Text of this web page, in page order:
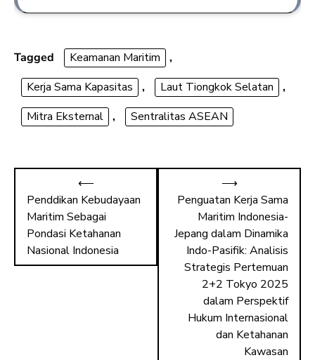
e
o
ok
st
d
o
n
ai ar
Tagged Keamanan Maritim
,
Kerja Sama Kapasitas
, Laut Tiongkok Selatan
,
Mitra Eksternal , Sentralitas ASEAN
⟵
Penddikan Kebudayaan
Maritim Sebagai
Pondasi Ketahanan
Nasional Indonesia
Penguatan Kerja Sama
Maritim Indonesia-
Jepang dalam Dinamika
Indo-Pasifik: Analisis
Strategis Pertemuan
2+2 Tokyo 2025
dalam Perspektif
Hukum Internasional
dan Ketahanan
Kawasan
⟶